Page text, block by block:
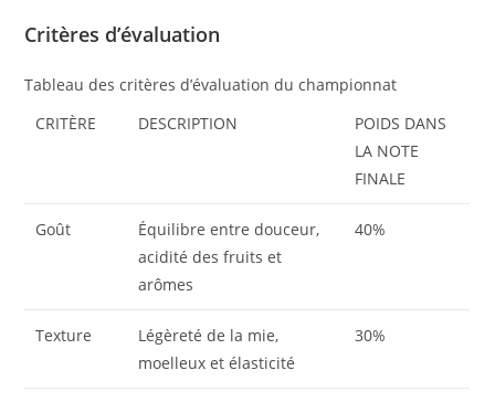
Critères d’évaluation
Tableau des critères d’évaluation du championnat
CRITÈRE
DESCRIPTION
POIDS DANS
LA NOTE
FINALE
Goût
Équilibre entre douceur,
acidité des fruits et
arômes
40%
Texture
Légèreté de la mie,
moelleux et élasticité
30%